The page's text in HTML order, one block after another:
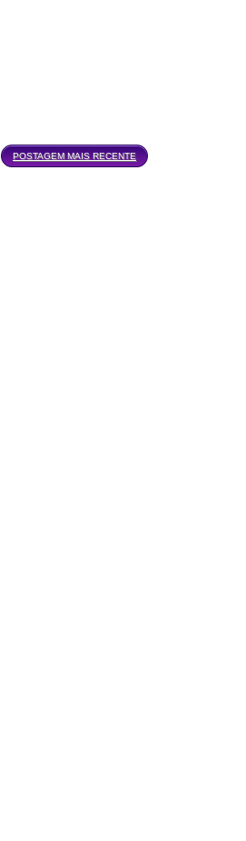
POSTAGEM MAIS RECENTE